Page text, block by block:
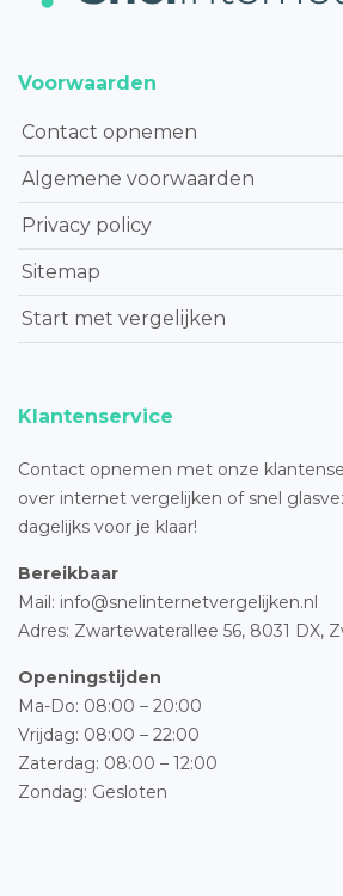
Voorwaarden
Contact opnemen
Algemene voorwaarden
Privacy policy
Sitemap
Start met vergelijken
Klantenservice
Contact opnemen met onze
over internet vergelijken of snel
dagelijks voor je klaar!
Bereikbaar
Mail: info@snelinternetvergelijken.nl
Adres: Zwartewaterallee 56, 8031 DX,
Openingstijden
Ma-Do: 08:00 – 20:00
Vrijdag: 08:00 – 22:00
Zaterdag: 08:00 – 12:00
Zondag: Gesloten